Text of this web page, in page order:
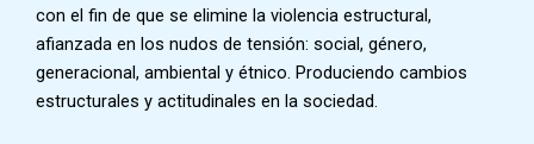
con el fin de que se elimine la violencia estructural,
afianzada en los nudos de tensión: social, género,
generacional, ambiental y étnico. Produciendo cambios
estructurales y actitudinales en la sociedad.